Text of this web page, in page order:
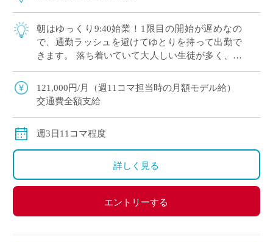
朝はゆっくり9:40始業！1限目の開始が遅めなの
で、通勤ラッシュを避けてゆとりを持って出勤で
きます。 落ち着いていて大人しい生徒が多く、和
やかな雰囲気の中で安心して授業を進められる環
境です。 学力を伸ばすことだけにとらわ […]
121,000円/月（週11コマ担当時の月額モデル給）
交通費全額支給
週3日11コマ程度
詳しく見る
エントリーする